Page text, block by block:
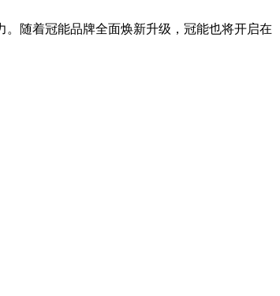
随着冠能品牌全面焕新升级，冠能也将开启在